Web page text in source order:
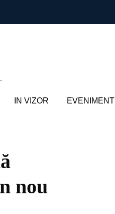
IN VIZOR EVENIMENT
nou